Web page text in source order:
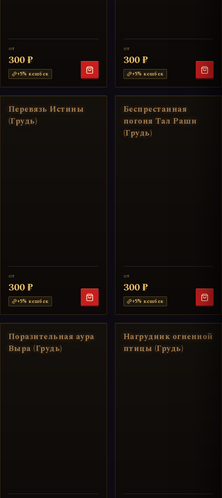
от
300 ₽
+5% кешбек
от
300 ₽
+5% кешбек
Перевязь Истины
(Грудь)
от
300 ₽
+5% кешбек
Беспрестанная
погоня Тал Раши
(Грудь)
от
300 ₽
+5% кешбек
Поразительная аура
Выра (Грудь)
Нагрудник огненной
птицы (Грудь)